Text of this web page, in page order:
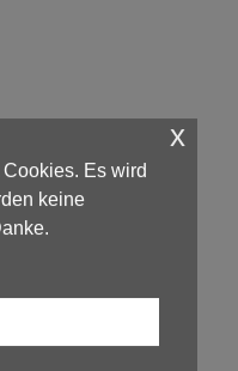
Es wird
keine
x